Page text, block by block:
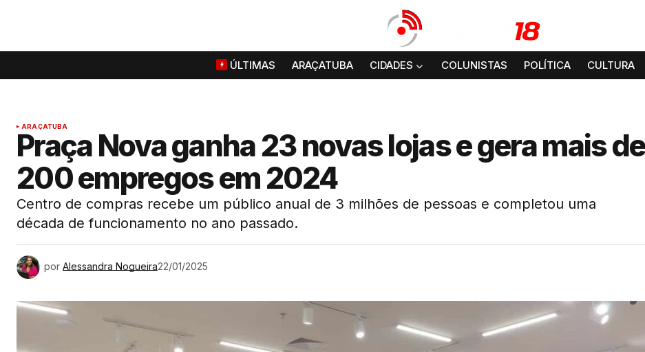
ÚLTIMAS ARAÇATUBA CIDADES COLUNISTAS POLÍTICA CULTURA
ARAÇATUBA
Praça Nova ganha 23 novas lojas e gera mais de
200 empregos em 2024
Centro de compras recebe um público anual de 3 milhões de pessoas e completou uma
década de funcionamento no ano passado.
por Alessandra Nogueira22/01/2025